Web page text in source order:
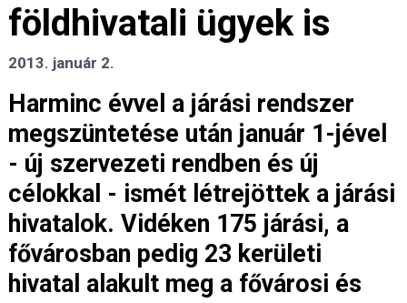
földhivatali ügyek is
2013. január 2.
Harminc évvel a járási rendszer
megszüntetése után január 1-jével
- új szervezeti rendben és új
célokkal - ismét létrejöttek a járási
hivatalok. Vidéken 175 járási, a
fővárosban pedig 23 kerületi
hivatal alakult meg a fővárosi és